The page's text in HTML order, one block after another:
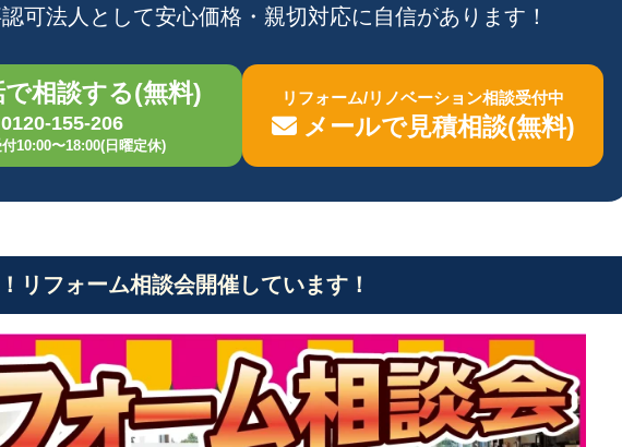
可法人として安心価格・親切対応に自信があります！
相談する(無料)
0120-155-206
10:00〜18:00(日曜定休)
リフォーム/リノベーション相談受付中
メールで見積相談(無料)
リフォーム相談会開催しています！